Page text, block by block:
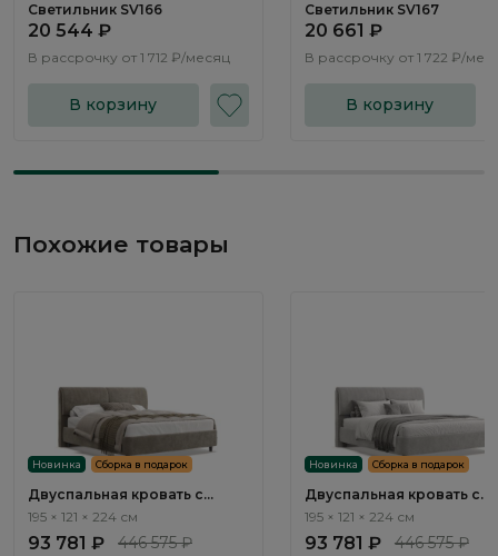
Светильник SV166
20 544 ₽
В рассрочку от 1 712 ₽/месяц
В корзину
Светильник SV167
20 661 ₽
В рассрочку от 1 722 ₽/
В корзину
Похожие товары
Новинка Сборка в подарок
Двуспальная кровать с
подъемным механизмом
195 × 121 × 224 см
93 781 ₽ 446 575 ₽
Новинка Сборка в подарок
Двуспальная кровать с
подъемным механизмом
195 × 121 × 224 см
93 781 ₽ 446 575 ₽